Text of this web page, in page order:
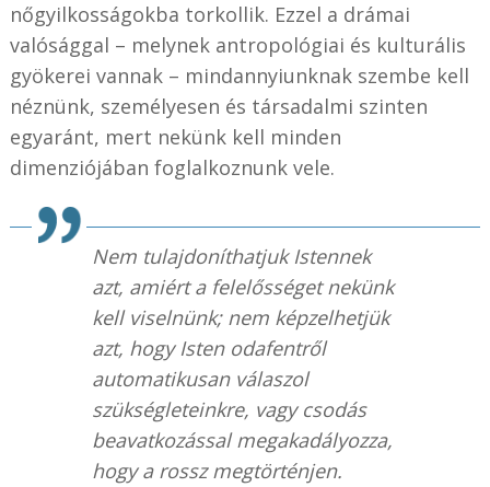
nőgyilkosságokba torkollik. Ezzel a drámai
valósággal – melynek antropológiai és kulturális
gyökerei vannak – mindannyiunknak szembe kell
néznünk, személyesen és társadalmi szinten
egyaránt, mert nekünk kell minden
dimenziójában foglalkoznunk vele.
Nem tulajdoníthatjuk Istennek
azt, amiért a felelősséget nekünk
kell viselnünk; nem képzelhetjük
azt, hogy Isten odafentről
automatikusan válaszol
szükségleteinkre, vagy csodás
beavatkozással megakadályozza,
hogy a rossz megtörténjen.